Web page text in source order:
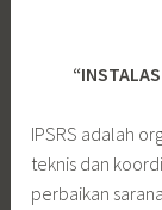
IPSRS adalah
teknis dan
perbaikan